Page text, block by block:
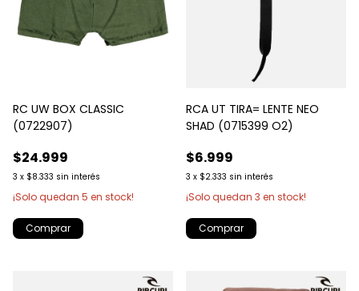
RC UW BOX CLASSIC
(0722907)
$24.999
3 x $8.333 sin interés
¡Solo quedan 5 en stock!
Comprar
RCA UT TIRA= LENTE NEO
SHAD (0715399 O2)
$6.999
3 x $2.333 sin interés
¡Solo quedan 3 en stock!